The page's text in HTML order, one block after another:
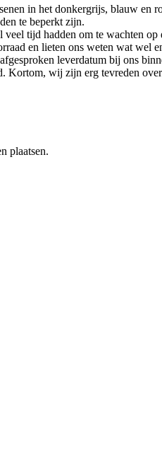
in het donkergrijs, blauw en
te beperkt zijn.
tijd hadden om te wachten
en lieten ons weten wat wel
leverdatum bij ons
Kortom, wij zijn erg tevreden
plaatsen.